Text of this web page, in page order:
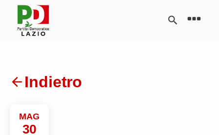
Indietro
MAG
30